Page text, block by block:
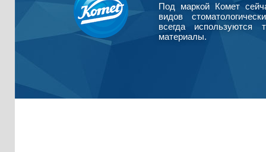
Под маркой Комет
видов
всегда используются
материалы.